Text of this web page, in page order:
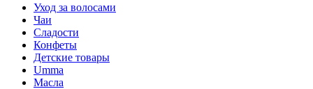
Уход за волосами
Чаи
Сладости
Конфеты
Детские товары
Umma
Масла